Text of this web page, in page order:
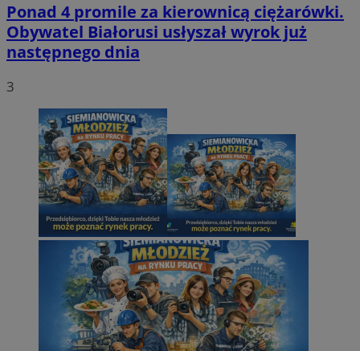
Ponad 4 promile za kierownicą ciężarówki.
Obywatel Białorusi usłyszał wyrok już
następnego dnia
3